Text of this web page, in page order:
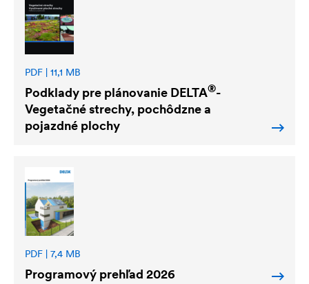
PDF | 11,1 MB
Podklady pre plánovanie DELTA®-
Vegetačné strechy, pochôdzne a
pojazdné plochy
PDF | 7,4 MB
Programový prehľad 2026